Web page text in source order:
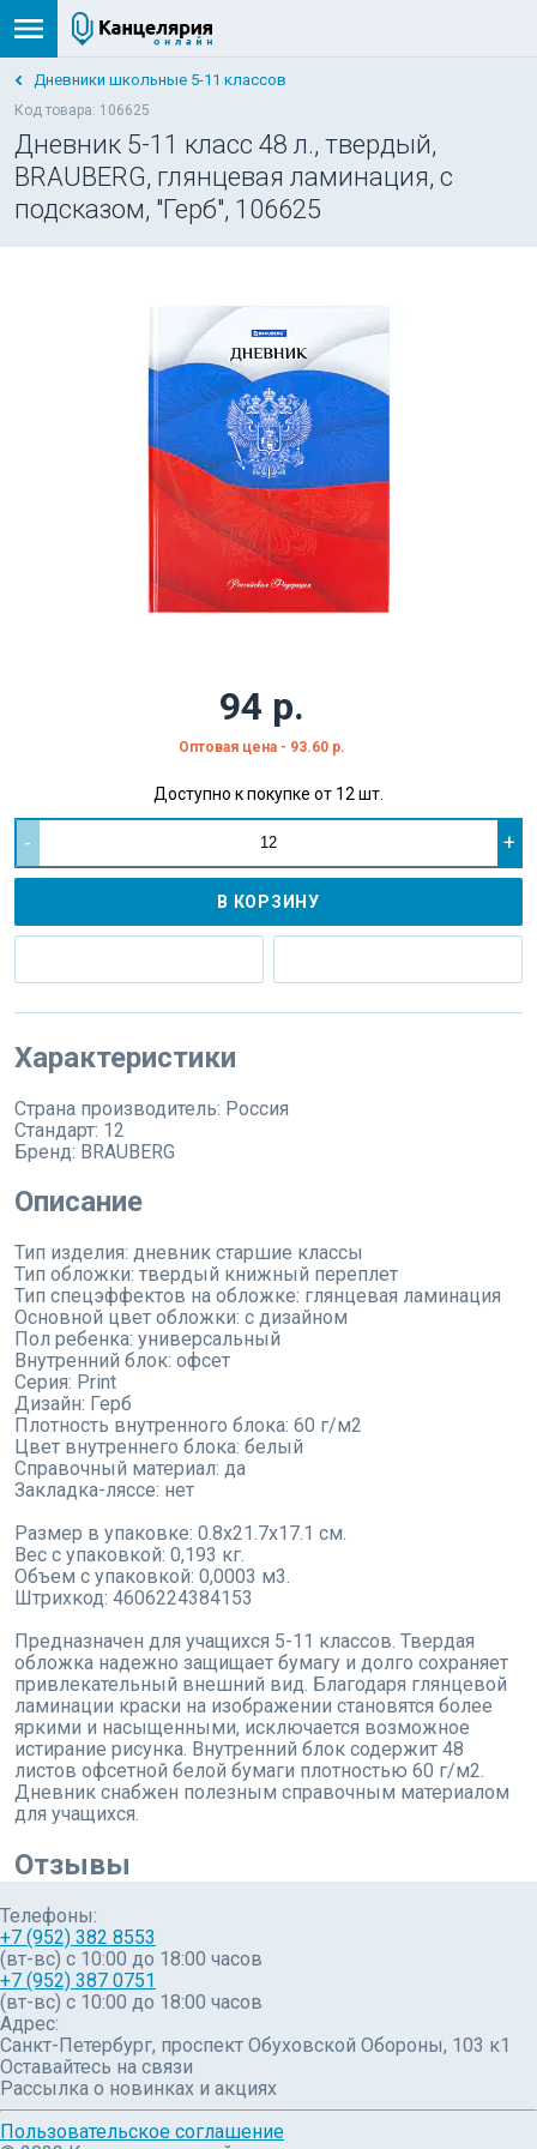
Дневники школьные 5-11 классов
Код товара: 106625
Дневник 5-11 класс 48 л., твердый,
BRAUBERG, глянцевая ламинация, с
подсказом, "Герб", 106625
94 р.
Оптовая цена - 93.60 р.
Доступно к покупке от 12 шт.
- +
В КОРЗИНУ
Характеристики
Страна производитель: Россия
Стандарт: 12
Бренд: BRAUBERG
Описание
Тип изделия: дневник старшие классы
Тип обложки: твердый книжный переплет
Тип спецэффектов на обложке: глянцевая ламинация
Основной цвет обложки: с дизайном
Пол ребенка: универсальный
Внутренний блок: офсет
Серия: Print
Дизайн: Герб
Плотность внутренного блока: 60 г/м2
Цвет внутреннего блока: белый
Справочный материал: да
Закладка-ляссе: нет
Размер в упаковке: 0.8x21.7x17.1 см.
Вес с упаковкой: 0,193 кг.
Объем с упаковкой: 0,0003 м3.
Штрихкод: 4606224384153
Предназначен для учащихся 5-11 классов. Твердая
обложка надежно защищает бумагу и долго сохраняет
привлекательный внешний вид. Благодаря глянцевой
ламинации краски на изображении становятся более
яркими и насыщенными, исключается возможное
истирание рисунка. Внутренний блок содержит 48
листов офсетной белой бумаги плотностью 60 г/м2.
Дневник снабжен полезным справочным материалом
для учащихся.
Отзывы
Телефоны:
+7 (952) 382 8553
(вт-вс) c 10:00 до 18:00 часов
+7 (952) 387 0751
(вт-вс) с 10:00 до 18:00 часов
Адрес:
Санкт-Петербург, проспект Обуховской Обороны, 103 к1
Оставайтесь на связи
Рассылка о новинках и акциях
Пользовательское соглашение